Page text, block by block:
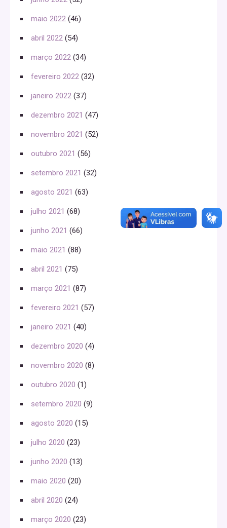
maio 2022 (46)
abril 2022 (54)
março 2022 (34)
fevereiro 2022 (32)
janeiro 2022 (37)
dezembro 2021 (47)
novembro 2021 (52)
outubro 2021 (56)
setembro 2021 (32)
agosto 2021 (63)
julho 2021 (68)
junho 2021 (66)
maio 2021 (88)
abril 2021 (75)
março 2021 (87)
fevereiro 2021 (57)
janeiro 2021 (40)
dezembro 2020 (4)
novembro 2020 (8)
outubro 2020 (1)
setembro 2020 (9)
agosto 2020 (15)
julho 2020 (23)
junho 2020 (13)
maio 2020 (20)
abril 2020 (24)
março 2020 (23)